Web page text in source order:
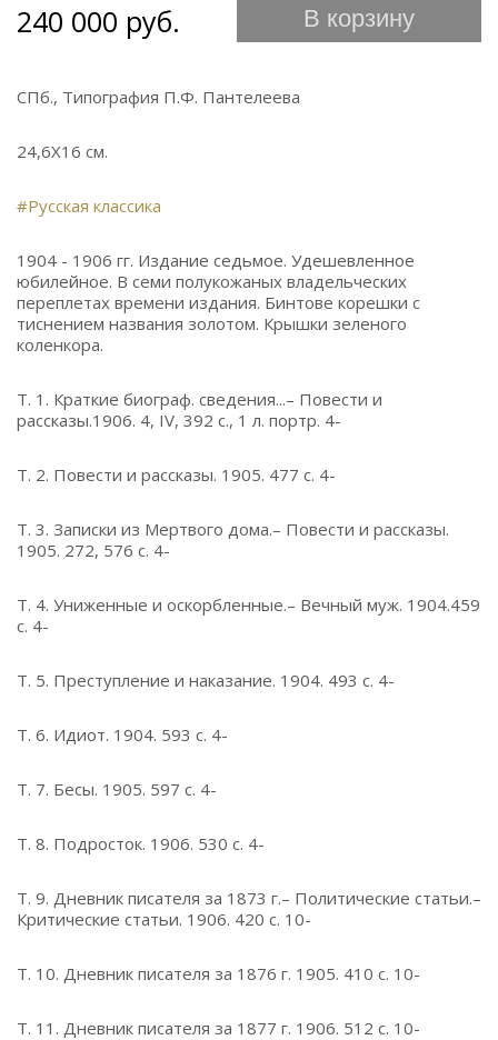
240 000 руб. В корзину
СПб., Типография П.Ф. Пантелеева
24,6Х16 см.
#Русская классика
1904 - 1906 гг. Издание седьмое. Удешевленное
юбилейное. В семи полукожаных владельческих
переплетах времени издания. Бинтове корешки с
тиснением названия золотом. Крышки зеленого
коленкора.
Т. 1. Краткие биограф. сведения...– Повести и
рассказы.1906. 4, IV, 392 с., 1 л. портр. 4-
Т. 2. Повести и рассказы. 1905. 477 с. 4-
Т. 3. Записки из Мертвого дома.– Повести и рассказы.
1905. 272, 576 с. 4-
Т. 4. Униженные и оскорбленные.– Вечный муж. 1904.459
с. 4-
Т. 5. Преступление и наказание. 1904. 493 с. 4-
Т. 6. Идиот. 1904. 593 с. 4-
Т. 7. Бесы. 1905. 597 с. 4-
Т. 8. Подросток. 1906. 530 с. 4-
Т. 9. Дневник писателя за 1873 г.– Политические статьи.–
Критические статьи. 1906. 420 с. 10-
Т. 10. Дневник писателя за 1876 г. 1905. 410 с. 10-
Т. 11. Дневник писателя за 1877 г. 1906. 512 с. 10-